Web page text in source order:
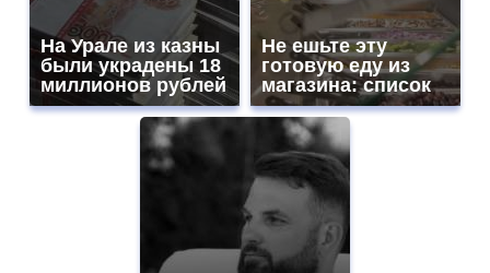
На Урале из казны
были украдены 18
миллионов рублей
Не ешьте эту
готовую еду из
магазина: список